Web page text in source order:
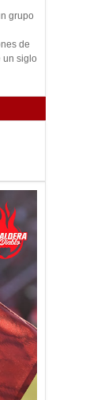
grupo
de
un siglo